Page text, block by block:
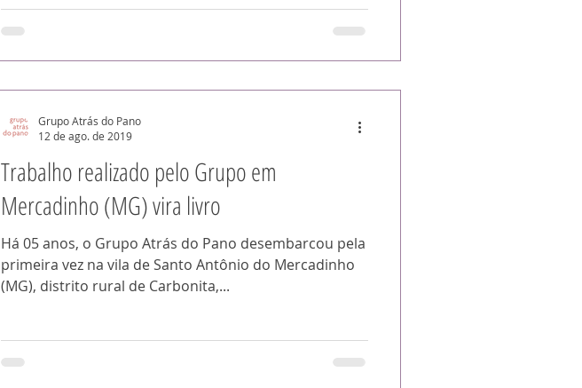
Trabalho realizado pelo Grupo em
Mercadinho (MG) vira livro
Há 05 anos, o Grupo Atrás do Pano desembarcou pela
primeira vez na vila de Santo Antônio do Mercadinho
(MG), distrito rural de Carbonita,...
Grupo Atrás do Pano
12 de ago. de 2019